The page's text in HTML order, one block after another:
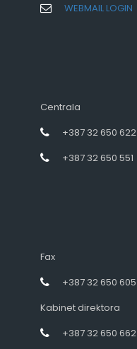
WEBMAIL LOGIN
Centrala
+387 32 650 622
+387 32 650 551
Fax
+387 32 650 605
Kabinet direktora
+387 32 650 662